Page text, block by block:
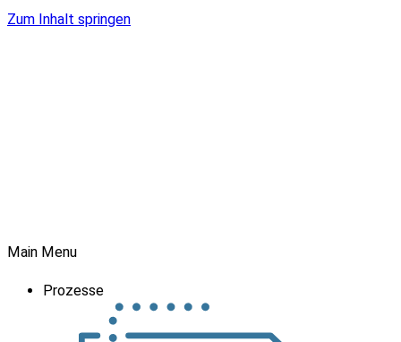
Zum Inhalt springen
Main Menu
Prozesse